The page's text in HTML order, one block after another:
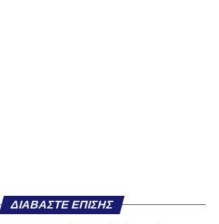
ΔΙΑΒΆΣΤΕ ΕΠΊΣΗΣ